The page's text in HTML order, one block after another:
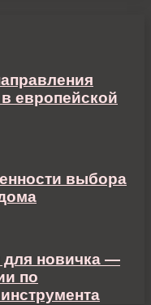
европейской
выбора
новичка —
по